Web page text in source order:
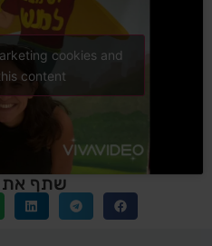
cookies and
content
שתף את